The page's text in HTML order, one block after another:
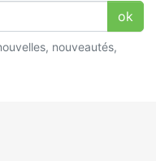
ok
nouveautés,